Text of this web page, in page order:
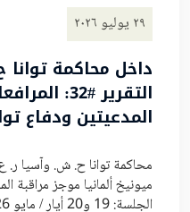
٢٩ يوليو ٢٠٢٦
داخل محاكمة
التقرير
المدعيتين ودفاع
محاكمة توانا ح. ش. وآسيا ر.
ميونيخ ألمانيا موجز مراقبة